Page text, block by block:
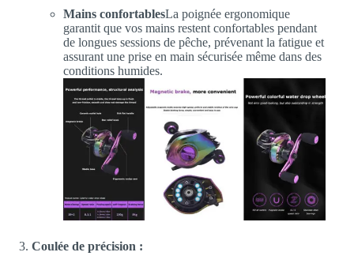
Mains confortablesLa poignée ergonomique
garantit que vos mains restent confortables pendant
de longues sessions de pêche, prévenant la fatigue et
assurant une prise en main sécurisée même dans des
conditions humides.
Coulée de précision :